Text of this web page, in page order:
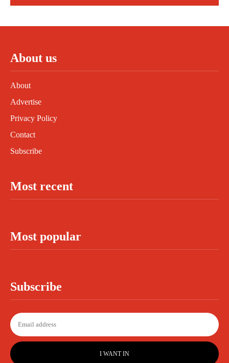
About us
About
Advertise
Privacy Policy
Contact
Subscribe
Most recent
Most popular
Subscribe
I WANT IN